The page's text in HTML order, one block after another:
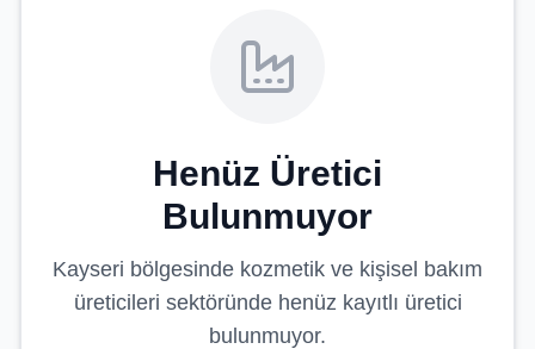
Henüz Üretici
Bulunmuyor
Kayseri bölgesinde kozmetik ve kişisel bakım
üreticileri sektöründe henüz kayıtlı üretici
bulunmuyor.